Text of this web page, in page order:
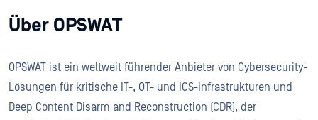
Über OPSWAT
OPSWAT ist ein weltweit führender Anbieter von Cybersecurity-
Lösungen für kritische IT-, OT- und ICS-Infrastrukturen und
Deep Content Disarm and Reconstruction (CDR), der